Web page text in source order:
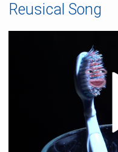
Reusical Song